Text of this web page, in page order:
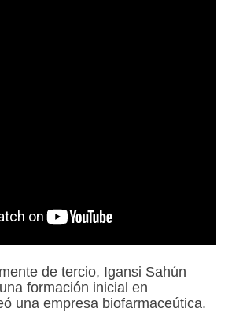
de tercio, Igansi Sahún
formación inicial en
una empresa biofarmaceútica.